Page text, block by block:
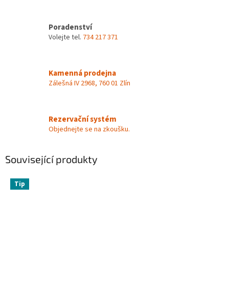
Poradenství
Volejte tel. 734 217 371
Kamenná prodejna
Zálešná IV 2968, 760 01 Zlín
Rezervační systém
Objednejte se na zkoušku.
Související produkty
Tip